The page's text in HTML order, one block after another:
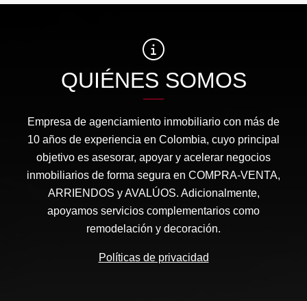
QUIÉNES SOMOS
Empresa de agenciamiento inmobiliario con más de
10 años de experiencia en Colombia, cuyo principal
objetivo es asesorar, apoyar y acelerar negocios
inmobiliarios de forma segura en COMPRA-VENTA,
ARRIENDOS y AVALÚOS. Adicionalmente,
apoyamos servicios complementarios como
remodelación y decoración.
Políticas de privacidad